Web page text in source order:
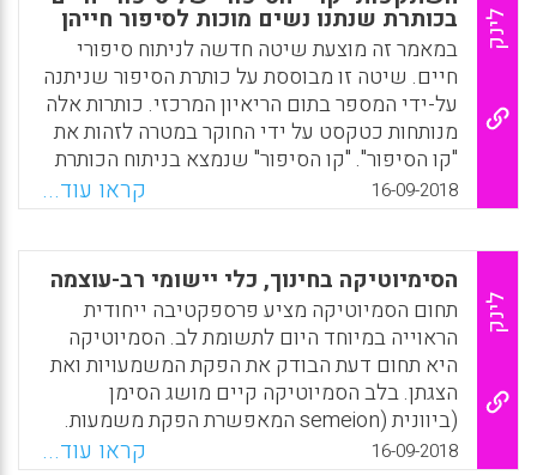
WhatsApp
Facebook
Email
X
ותכנון במצבים של אי-ודאות וערפול. בסופו של
דבר, הפעלתו של שיקול דעת מאפשרת פיתוח של
מחויבות. מחויבויות אלה, בתורן, מאפשרות – ואולי
אף דורשות – התעניינויות חדשות.
WhatsApp
Facebook
Email
X
לינק בכותרת שנתנו נשים מוכות לסיפור חייהן
במאמר זה מוצעת שיטה חדשה לניתוח סיפורי
חיים. שיטה זו מבוססת על כותרת הסיפור שניתנה
על-ידי המספר בתום הריאיון המרכזי. כותרות אלה
מנותחות כטקסט על ידי החוקר במטרה לזהות את
"קו הסיפור". "קו הסיפור" שנמצא בניתוח הכותרת
מושווה לזה שזוהה בניתוח סיפור החיים.
באמצעות השוואת "קווי הסיפור" ניתן לזהות את
"צופן העל" של סיפורי החיים מעבר לסיפור
הבודד. הדגמת השיטה נעשית במאמר זה על
כותרות שנתנו נשים מוכות לסיפור חייהן. המאמר
מסתיים בדיון על יתרונות ומגבלות של השיטה (
לאה קסן) .
WhatsApp
Facebook
Email
X
16-09-2018 קראו עוד...
לינק
הסימיוטיקה בחינוך, כלי יישומי רב-עוצמה
תחום הסמיוטיקה מציע פרספקטיבה ייחודית
הראוייה במיוחד היום לתשומת לב. הסמיוטיקה
היא תחום דעת הבודק את הפקת המשמעויות ואת
הצגתן. בלב הסמיוטיקה קיים מושג הסימן
(ביוונית (semeion המאפשרת הפקת משמעות.
התיאוריה הסמיוטית טוענת שהידע שלנו על
16-09-2018 קראו עוד...